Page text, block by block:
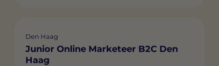
Den Haag
Junior Online Marketeer B2C Den
Haag